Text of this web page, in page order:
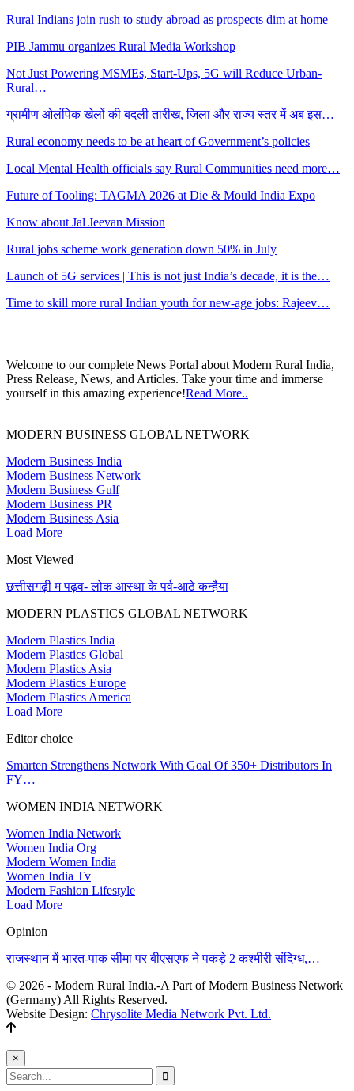
Rural Indians join rush to study abroad as prospects dim at home
PIB Jammu organizes Rural Media Workshop
Not Just Powering MSMEs, Start-Ups, 5G will Reduce Urban-
Rural…
ग्रामीण ओलंपिक खेलों की बदली तारीख, जिला और राज्य स्तर में अब इस…
Rural economy needs to be at heart of Government’s policies
Local Mental Health officials say Rural Communities need more…
Future of Tooling: TAGMA 2026 at Die & Mould India Expo
Know about Jal Jeevan Mission
Rural jobs scheme work generation down 50% in July
Launch of 5G services | This is not just India’s decade, it is the…
Time to skill more rural Indian youth for new-age jobs: Rajeev…
Welcome to our complete News Portal about Modern Rural India,
Press Release, News, and Articles. Take your time and immerse
yourself in this amazing experience!Read More..
MODERN BUSINESS GLOBAL NETWORK
Modern Business India
Modern Business Network
Modern Business Gulf
Modern Business PR
Modern Business Asia
Load More
Most Viewed
छत्तीसगढ़ी म पढ़व- लोक आस्था के पर्व-आठे कन्हैया
MODERN PLASTICS GLOBAL NETWORK
Modern Plastics India
Modern Plastics Global
Modern Plastics Asia
Modern Plastics Europe
Modern Plastics America
Load More
Editor choice
Smarten Strengthens Network With Goal Of 350+ Distributors In
FY…
WOMEN INDIA NETWORK
Women India Network
Women India Org
Modern Women India
Women India Tv
Modern Fashion Lifestyle
Load More
Opinion
राजस्थान में भारत-पाक सीमा पर बीएसएफ ने पकड़े 2 कश्मीरी संदिग्ध,…
© 2026 - Modern Rural India.-A Part of Modern Business Network
(Germany) All Rights Reserved.
Website Design: Chrysolite Media Network Pvt. Ltd.
×